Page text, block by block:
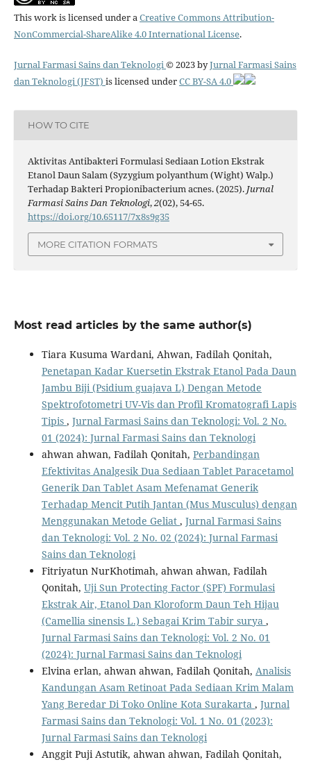
This work is licensed under aCreative Commons Attribution-
NonCommercial-ShareAlike 4.0 International License.
Jurnal Farmasi Sains dan Teknologi© 2023 byJurnal Farmasi Sains
dan Teknologi (JFST) is licensed underCC BY-SA 4.0
HOW TO CITE
Aktivitas Antibakteri Formulasi Sediaan Lotion Ekstrak
Etanol Daun Salam (Syzygium polyanthum (Wight) Walp.)
Terhadap Bakteri Propionibacterium acnes. (2025). Jurnal
Farmasi Sains Dan Teknologi,2(02), 54-65.
https://doi.org/10.65117/7x8s9g35
MORE CITATION FORMATS
Most read articles by the same author(s)
Tiara Kusuma Wardani, Ahwan, Fadilah Qonitah,
Penetapan Kadar Kuersetin Ekstrak Etanol Pada Daun
Jambu Biji (Psidium guajava L) Dengan Metode
Spektrofotometri UV-Vis dan Profil Kromatografi Lapis
Tipis , Jurnal Farmasi Sains dan Teknologi: Vol. 2 No.
01 (2024): Jurnal Farmasi Sains dan Teknologi
ahwan ahwan, Fadilah Qonitah, Perbandingan
Efektivitas Analgesik Dua Sediaan Tablet Paracetamol
Generik Dan Tablet Asam Mefenamat Generik
Terhadap Mencit Putih Jantan (Mus Musculus) dengan
Menggunakan Metode Geliat , Jurnal Farmasi Sains
dan Teknologi: Vol. 2 No. 02 (2024): Jurnal Farmasi
Sains dan Teknologi
Fitriyatun NurKhotimah, ahwan ahwan, Fadilah
Qonitah, Uji Sun Protecting Factor (SPF) Formulasi
Ekstrak Air, Etanol Dan Kloroform Daun Teh Hijau
(Camellia sinensis L.) Sebagai Krim Tabir surya ,
Jurnal Farmasi Sains dan Teknologi: Vol. 2 No. 01
(2024): Jurnal Farmasi Sains dan Teknologi
Elvina erlan, ahwan ahwan, Fadilah Qonitah, Analisis
Kandungan Asam Retinoat Pada Sediaan Krim Malam
Yang Beredar Di Toko Online Kota Surakarta , Jurnal
Farmasi Sains dan Teknologi: Vol. 1 No. 01 (2023):
Jurnal Farmasi Sains dan Teknologi
Anggit Puji Astutik, ahwan ahwan, Fadilah Qonitah,